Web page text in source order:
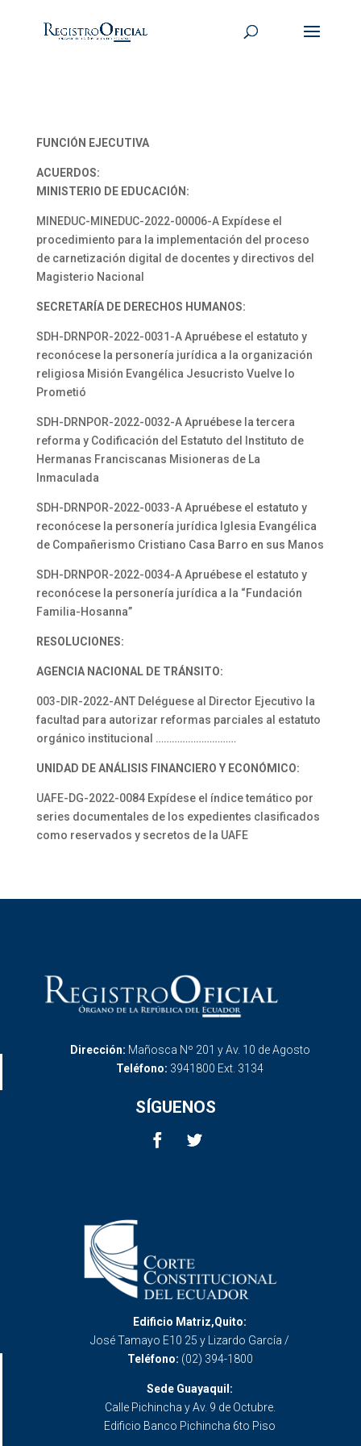
FUNCIÓN EJECUTIVA
ACUERDOS:
MINISTERIO DE EDUCACIÓN:
MINEDUC-MINEDUC-2022-00006-A Expídese el
procedimiento para la implementación del proceso
de carnetización digital de docentes y directivos del
Magisterio Nacional
SECRETARÍA DE DERECHOS HUMANOS:
SDH-DRNPOR-2022-0031-A Apruébese el estatuto y
reconócese la personería jurídica a la organización
religiosa Misión Evangélica Jesucristo Vuelve lo
Prometió
SDH-DRNPOR-2022-0032-A Apruébese la tercera
reforma y Codificación del Estatuto del Instituto de
Hermanas Franciscanas Misioneras de La
Inmaculada
SDH-DRNPOR-2022-0033-A Apruébese el estatuto y
reconócese la personería jurídica Iglesia Evangélica
de Compañerismo Cristiano Casa Barro en sus Manos
SDH-DRNPOR-2022-0034-A Apruébese el estatuto y
reconócese la personería jurídica a la “Fundación
Familia-Hosanna”
RESOLUCIONES:
AGENCIA NACIONAL DE TRÁNSITO:
003-DIR-2022-ANT Deléguese al Director Ejecutivo la
facultad para autorizar reformas parciales al estatuto
orgánico institucional …………………………
UNIDAD DE ANÁLISIS FINANCIERO Y ECONÓMICO:
UAFE-DG-2022-0084 Expídese el índice temático por
series documentales de los expedientes clasificados
como reservados y secretos de la UAFE
Dirección: Mañosca Nº 201 y Av. 10 de Agosto
Teléfono: 3941800 Ext. 3134
SÍGUENOS
Edificio Matriz,Quito:
José Tamayo E10 25 y Lizardo García /
Teléfono: (02) 394-1800
Sede Guayaquil:
Calle Pichincha y Av. 9 de Octubre.
Edificio Banco Pichincha 6to Piso